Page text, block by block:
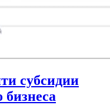
субсидии
бизнеса